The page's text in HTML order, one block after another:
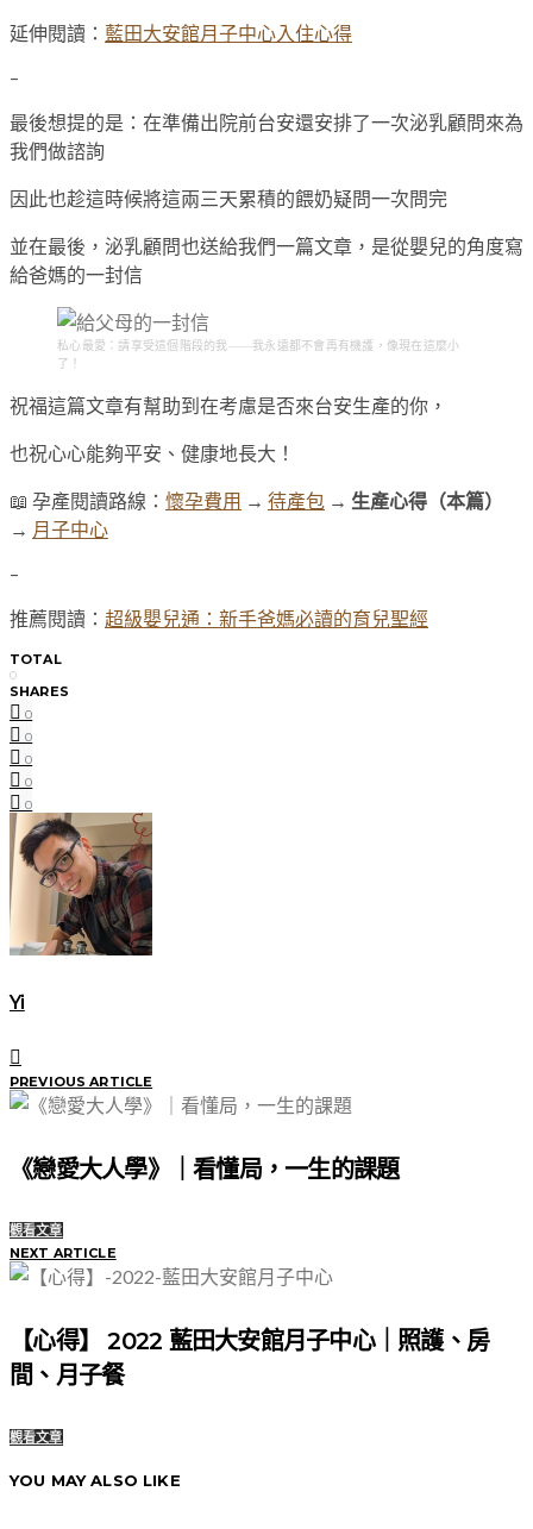
延伸閱讀： 藍田大安館月子中心入住心得
–
最後想提的是：在準備出院前台安還安排了一次泌乳顧問來為
我們做諮詢
因此也趁這時候將這兩三天累積的餵奶疑問一次問完
並在最後，泌乳顧問也送給我們一篇文章，是從嬰兒的角度寫
給爸媽的一封信
私心最愛：請享受這個階段的我——我永遠都不會再有機護，像現在這麼小
了！
祝福這篇文章有幫助到在考慮是否來台安生產的你，
也祝心心能夠平安、健康地長大！
📖 孕產閱讀路線： 懷孕費用 → 待產包 → 生產心得（本篇）
→ 月子中心
–
推薦閱讀： 超級嬰兒通：新手爸媽必讀的育兒聖經
TOTAL
0
SHARES
0
0
0
0
0
Yi
PREVIOUS ARTICLE
《戀愛大人學》｜看懂局，一生的課題
觀看文章
NEXT ARTICLE
【心得】 2022 藍田大安館月子中心｜照護、房
間、月子餐
觀看文章
YOU MAY ALSO LIKE